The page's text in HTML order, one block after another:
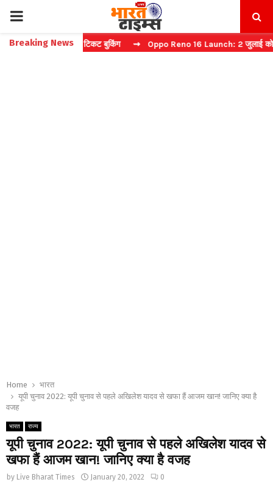
PRIMARY
MENU
Breaking News
कैप्चा करें फास्ट टिकट बुकिंग ⇝ Oppo Reno 16 Launch: 2 जुलाई को भारत में
Home
भारत
यूपी चुनाव 2022: यूपी चुनाव से पहले अखिलेश यादव से खफा हैं आजम खान! जानिए क्या है
वजह
भारत राज्य
यूपी चुनाव 2022: यूपी चुनाव से पहले अखिलेश यादव से
खफा हैं आजम खान! जानिए क्या है वजह
by Live Bharat Times January 20, 2022 0